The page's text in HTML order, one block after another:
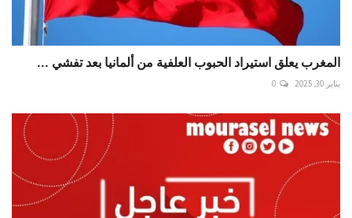
المغرب يعلق استيراد الحبوب العلفية من ألمانيا بعد تفشي ...
يناير 30, 2025 0